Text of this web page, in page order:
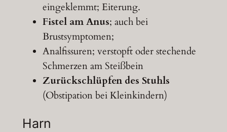
eingeklemmt; Eiterung.
Fistel am Anus; auch bei
Brustsymptomen;
Analfissuren; verstopft oder stechende
Schmerzen am Steißbein
Zurückschlüpfen des Stuhls
(Obstipation bei Kleinkindern)
Harn